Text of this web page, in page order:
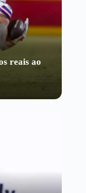
reais ao